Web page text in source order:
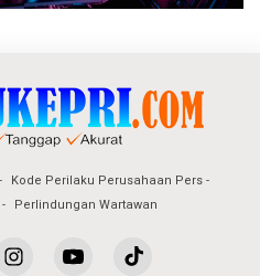
Kode Perilaku Perusahaan Pers
Perlindungan Wartawan